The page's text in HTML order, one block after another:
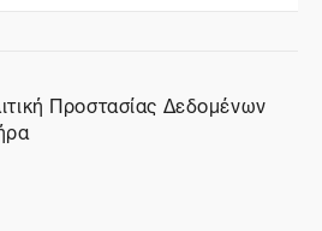
Προστασίας Δεδομένων